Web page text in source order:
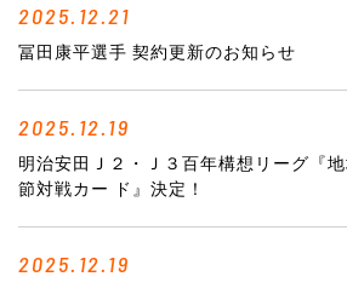
2025.12.21
冨田康平選手 契約更新のお知らせ
2025.12.19
明治安田Ｊ２・Ｊ３百年構想リーグ『
節対戦カー ド』決定！
2025.12.19